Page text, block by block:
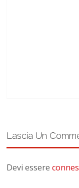
Lascia Un
Devi essere